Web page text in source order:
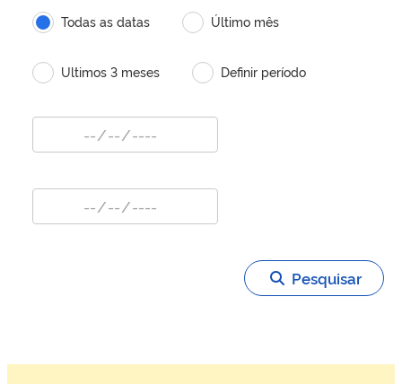
Todas as datas
Último mês
Ultimos 3 meses Definir período
Pesquisar